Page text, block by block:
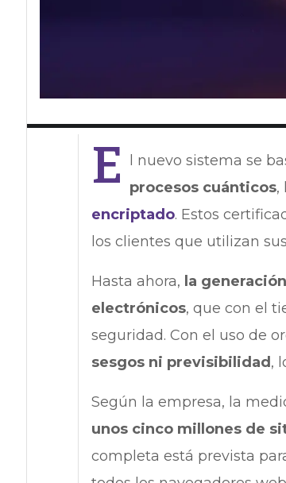
E l nuevo sistema se
procesos cuánticos,
encriptado. Estos
los clientes que utilizan
Hasta ahora, la
electrónicos, que con el
seguridad. Con el uso de
sesgos ni previsibilidad ,
Según la empresa, la
unos cinco millones de
completa está prevista